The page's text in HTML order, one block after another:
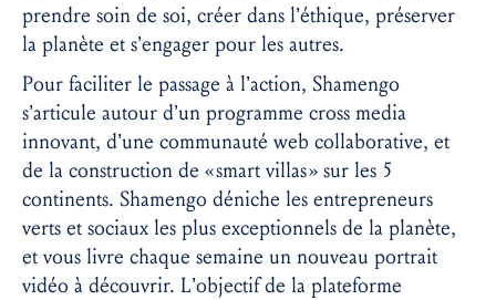
prendre soin de soi, créer dans l’éthique, préserver
la planète et s’engager pour les autres.
Pour faciliter le passage à l’action, Shamengo
s’articule autour d’un programme cross media
innovant, d’une communauté web collaborative, et
de la construction de « smart villas » sur les 5
continents. Shamengo déniche les entrepreneurs
verts et sociaux les plus exceptionnels de la planète,
et vous livre chaque semaine un nouveau portrait
vidéo à découvrir. L’objectif de la plateforme